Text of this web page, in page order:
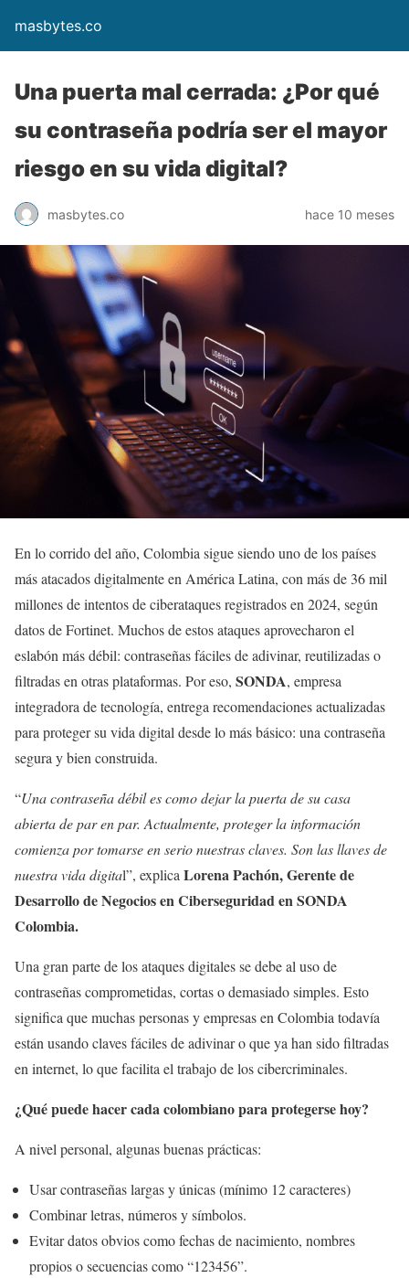
masbytes.co
Una puerta mal cerrada: ¿Por qué
su contraseña podría ser el mayor
riesgo en su vida digital?
masbytes.co hace 10 meses
En lo corrido del año, Colombia sigue siendo uno de los países
más atacados digitalmente en América Latina, con más de 36 mil
millones de intentos de ciberataques registrados en 2024, según
datos de Fortinet. Muchos de estos ataques aprovecharon el
eslabón más débil: contraseñas fáciles de adivinar, reutilizadas o
filtradas en otras plataformas. Por eso, SONDA, empresa
integradora de tecnología, entrega recomendaciones actualizadas
para proteger su vida digital desde lo más básico: una contraseña
segura y bien construida.
“Una contraseña débil es como dejar la puerta de su casa
abierta de par en par. Actualmente, proteger la información
comienza por tomarse en serio nuestras claves. Son las llaves de
nuestra vida digital”, explica Lorena Pachón, Gerente de
Desarrollo de Negocios en Ciberseguridad en SONDA
Colombia.
Una gran parte de los ataques digitales se debe al uso de
contraseñas comprometidas, cortas o demasiado simples. Esto
significa que muchas personas y empresas en Colombia todavía
están usando claves fáciles de adivinar o que ya han sido filtradas
en internet, lo que facilita el trabajo de los cibercriminales.
¿Qué puede hacer cada colombiano para protegerse hoy?
A nivel personal, algunas buenas prácticas:
Usar contraseñas largas y únicas (mínimo 12 caracteres)
Combinar letras, números y símbolos.
Evitar datos obvios como fechas de nacimiento, nombres
propios o secuencias como “123456”.